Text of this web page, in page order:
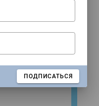
ПОДПИСАТЬСЯ